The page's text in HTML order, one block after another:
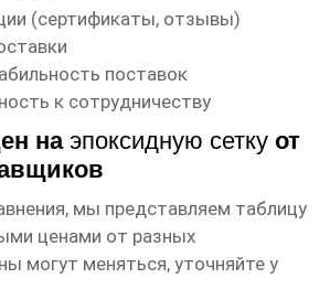
(сертификаты, отзывы)
поставок
к сотрудничеству
наэпоксидную сетку от
мы представляем таблицу
ценами от разных
могут меняться, уточняйте у